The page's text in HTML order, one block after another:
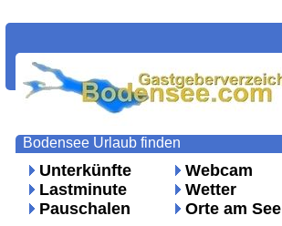
Unterkünfte
Lastminute
Pauschalen
Webcam
Wetter
Orte am See
Bodensee Urlaub finden